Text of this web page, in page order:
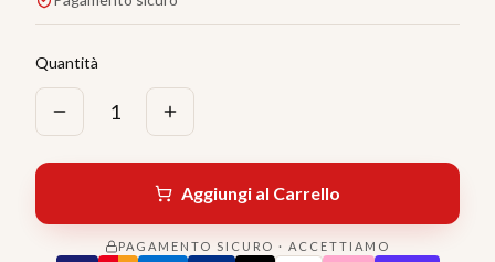
Quantità
1
Aggiungi al Carrello
PAGAMENTO SICURO · ACCETTIAMO